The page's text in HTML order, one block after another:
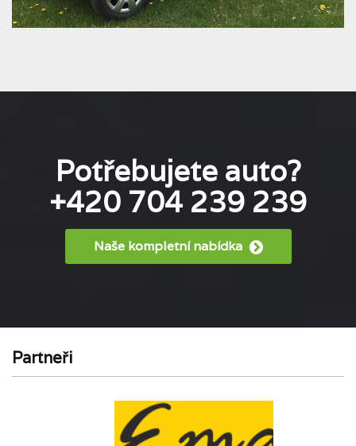
Potřebujete auto?
+420 704 239 239
Naše kompletní nabídka
Partneři